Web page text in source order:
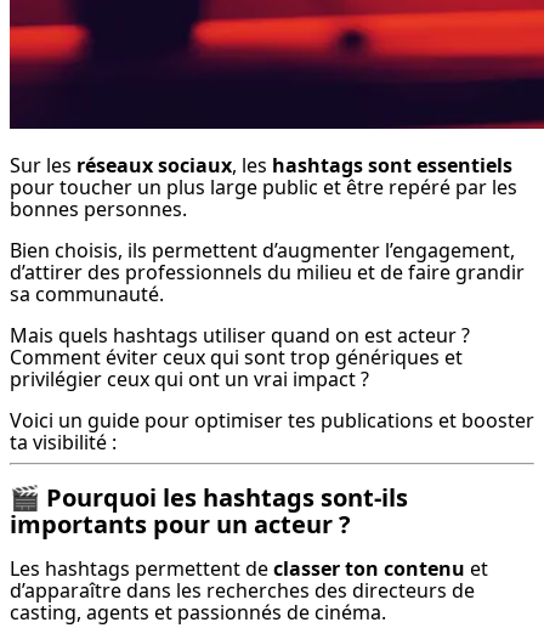
Sur les réseaux sociaux, les hashtags sont essentiels
pour toucher un plus large public et être repéré par les
bonnes personnes.
Bien choisis, ils permettent d’augmenter l’engagement,
d’attirer des professionnels du milieu et de faire grandir
sa communauté.
Mais quels hashtags utiliser quand on est acteur ?
Comment éviter ceux qui sont trop génériques et
privilégier ceux qui ont un vrai impact ?
Voici un guide pour optimiser tes publications et booster
ta visibilité :
🎬 Pourquoi les hashtags sont-ils
importants pour un acteur ?
Les hashtags permettent de classer ton contenu et
d’apparaître dans les recherches des directeurs de
casting, agents et passionnés de cinéma.